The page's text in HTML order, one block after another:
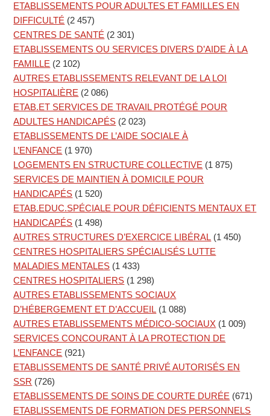
ETABLISSEMENTS POUR ADULTES ET FAMILLES EN
DIFFICULTÉ (2 457)
CENTRES DE SANTÉ (2 301)
ETABLISSEMENTS OU SERVICES DIVERS D’AIDE À LA
FAMILLE (2 102)
AUTRES ETABLISSEMENTS RELEVANT DE LA LOI
HOSPITALIÈRE (2 086)
ETAB.ET SERVICES DE TRAVAIL PROTÉGÉ POUR
ADULTES HANDICAPÉS (2 023)
ETABLISSEMENTS DE L’AIDE SOCIALE À
L’ENFANCE (1 970)
LOGEMENTS EN STRUCTURE COLLECTIVE (1 875)
SERVICES DE MAINTIEN À DOMICILE POUR
HANDICAPÉS (1 520)
ETAB.EDUC.SPÉCIALE POUR DÉFICIENTS MENTAUX ET
HANDICAPÉS (1 498)
AUTRES STRUCTURES D’EXERCICE LIBÉRAL (1 450)
CENTRES HOSPITALIERS SPÉCIALISÉS LUTTE
MALADIES MENTALES (1 433)
CENTRES HOSPITALIERS (1 298)
AUTRES ETABLISSEMENTS SOCIAUX
D’HÉBERGEMENT ET D’ACCUEIL (1 088)
AUTRES ETABLISSEMENTS MÉDICO-SOCIAUX (1 009)
SERVICES CONCOURANT À LA PROTECTION DE
L’ENFANCE (921)
ETABLISSEMENTS DE SANTÉ PRIVÉ AUTORISÉS EN
SSR (726)
ETABLISSEMENTS DE SOINS DE COURTE DURÉE (671)
ETABLISSEMENTS DE FORMATION DES PERSONNELS